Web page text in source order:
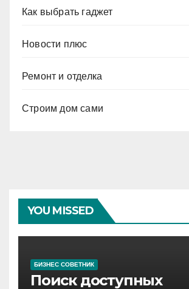
Как выбрать гаджет
Новости плюс
Ремонт и отделка
Строим дом сами
YOU MISSED
БИЗНЕС СОВЕТНИК
Поиск доступных